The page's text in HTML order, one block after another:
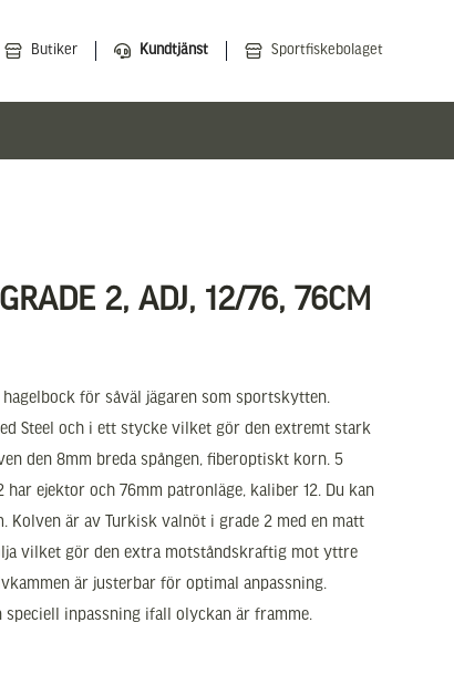
Butiker Kundtjänst Sportfiskebolaget
2, ADJ, 12/76, 76CM
för såväl jägaren som sportskytten.
Steel och i ett stycke vilket gör den extremt stark
den 8mm breda spången, fiberoptiskt korn. 5
har ejektor och 76mm patronläge, kaliber 12. Du kan
Kolven är av Turkisk valnöt i grade 2 med en matt
vilket gör den extra motståndskraftig mot yttre
är justerbar för optimal anpassning.
inpassning ifall olyckan är framme.